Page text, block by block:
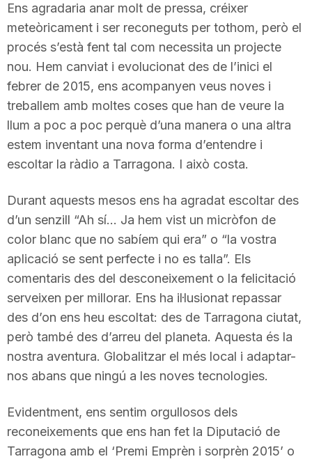
r
r
o
a
Ens agradaria anar molt de pressa, créixer
meteòricament i ser reconeguts per tothom, però el
procés s’està fent tal com necessita un projecte
nou. Hem canviat i evolucionat des de l’inici el
febrer de 2015, ens acompanyen veus noves i
treballem amb moltes coses que han de veure la
llum a poc a poc perquè d’una manera o una altra
estem inventant una nova forma d’entendre i
escoltar la ràdio a Tarragona. I això costa.
Durant aquests mesos ens ha agradat escoltar des
d’un senzill “Ah sí… Ja hem vist un micròfon de
color blanc que no sabíem qui era” o “la vostra
aplicació se sent perfecte i no es talla”. Els
comentaris des del desconeixement o la felicitació
serveixen per millorar. Ens ha il·lusionat repassar
des d’on ens heu escoltat: des de Tarragona ciutat,
però també des d’arreu del planeta. Aquesta és la
nostra aventura. Globalitzar el més local i adaptar-
nos abans que ningú a les noves tecnologies.
Evidentment, ens sentim orgullosos dels
reconeixements que ens han fet la Diputació de
Tarragona amb el ‘Premi Emprèn i sorprèn 2015’ o